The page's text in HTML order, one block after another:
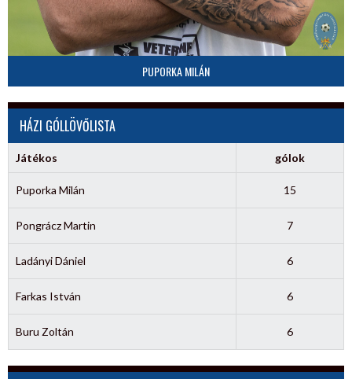
PUPORKA MILÁN
HÁZI GÓLLÖVŐLISTA
Játékos gólok
Puporka Milán 15
Pongrácz Martin 7
Ladányi Dániel 6
Farkas István 6
Buru Zoltán 6